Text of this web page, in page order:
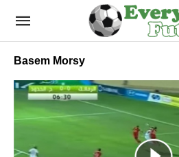
Basem Morsy